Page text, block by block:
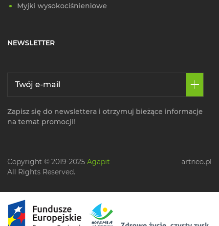
Myjki wysokociśnieniowe
NEWSLETTER
Zapisz się do newslettera i otrzymuj bieżące informacje
na temat promocji!
Copyright © 2019-2025 Agapit
All Rights Reserved.
artneo.pl